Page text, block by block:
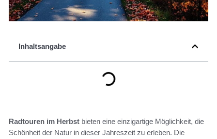
Inhaltsangabe
Radtouren im Herbst bieten eine einzigartige Möglichkeit, die
Schönheit der Natur in dieser Jahreszeit zu erleben. Die